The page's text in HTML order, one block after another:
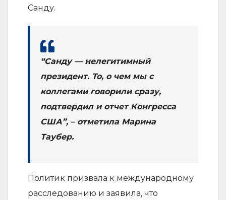
Санду.
“Санду — нелегитимный
президент. То, о чем мы с
коллегами говорили сразу,
подтвердил и отчет Конгресса
США”, – отметила Марина
Таубер.
Политик призвала к международному
расследованию и заявила, что